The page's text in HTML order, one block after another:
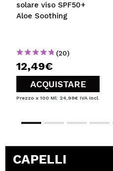
solare viso SPF50+
Aloe Soothing
(20)
12,49€
ACQUISTARE
Prezzo x 100 Ml: 24,98€ IVA Incl.
CAPELLI